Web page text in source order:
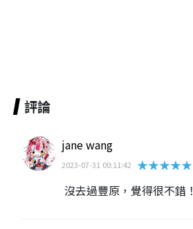
評論
jane wang
2023-07-31 00:11:42
★★★★★
沒去過豐原，覺得很不錯！